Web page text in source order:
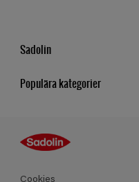
Sadolin
Populära kategorier
Kulörer
Produkter
Cookies